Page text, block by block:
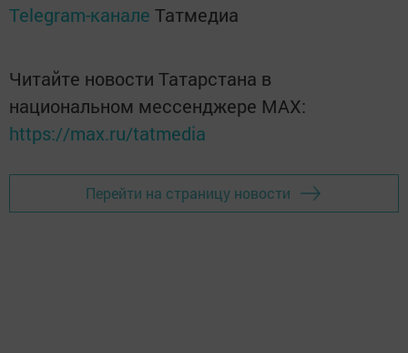
Telegram-канале Татмедиа
Читайте новости Татарстана в
национальном мессенджере MАХ:
https://max.ru/tatmedia
Перейти на страницу новости